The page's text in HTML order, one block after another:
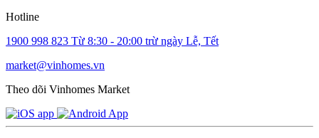
Hotline
1900 998 823 Từ 8:30 - 20:00 trừ ngày Lễ, Tết
market@vinhomes.vn
Theo dõi Vinhomes Market